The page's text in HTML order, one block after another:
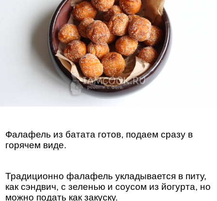
Фалафель из батата готов, подаем сразу в
горячем виде.
Традиционно фалафель укладывается в питу,
как сэндвич, с зеленью и соусом из йогурта, но
можно подать как закуску.